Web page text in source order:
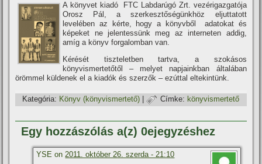
A könyvet kiadó FTC Labdarúgó Zrt. vezérigazgatója
Orosz Pál, a szerkesztőségünkhöz eljuttatott
levelében az kérte, hogy a könyvből adatokat és
képeket ne jelentessünk meg az interneten addig,
amí­g a könyv forgalomban van.
Kérését tiszteletben tartva, a szokásos
könyvismertetőtől – melyet napjainkban általában
örömmel küldenek el a kiadók és szerzők – ezúttal eltekintünk.
Kategória: Könyv (könyvismertető) | Címke: könyvismertető
Egy hozzászólás a(z) 0ejegyzéshez
YSE on2011. október 26. szerda - 21:10